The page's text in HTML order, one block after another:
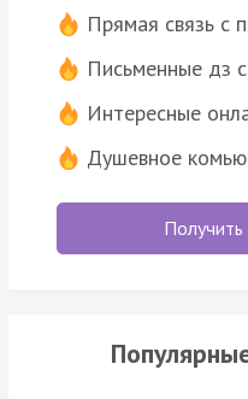
Прямая связь с
Письменные дз
Интересные
Душевное